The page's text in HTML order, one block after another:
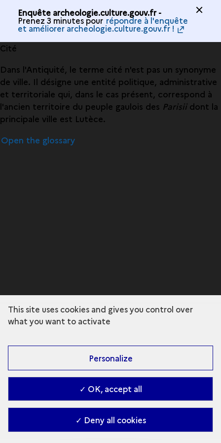
Enquête archeologie.culture.gouv.fr -
Prenez 3 minutes pour répondre à l'enquête
et améliorer archeologie.culture.gouv.fr !
Cité
Dans l'Antiquité, le terme cité n'est pas un synonyme
de ville. Il désigne une entité politique, administrative
et territoriale qui, dans le cas présent, correspond à
l'ancien territoire du peuple gaulois des Parisiidont la
principale ville est Lutèce.
Open the glossary
This site uses cookies and gives you control over
what you want to activate
Personalize
✓ OK, accept all
✓ Deny all cookies